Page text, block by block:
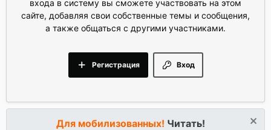
входа в систему вы сможете участвовать на этом
сайте, добавляя свои собственные темы и сообщения,
а также общаться с другими участниками.
Вход
Регистрация
Для мобилизованных! Читать!